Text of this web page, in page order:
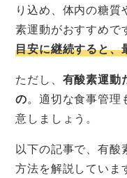
り込め、体内の糖質
素運動がおすすめで
目安に継続すると、
ただし、 有酸素運動
の。適切な食事管理
意しましょう。
以下の記事で、有酸
方法を解説していま